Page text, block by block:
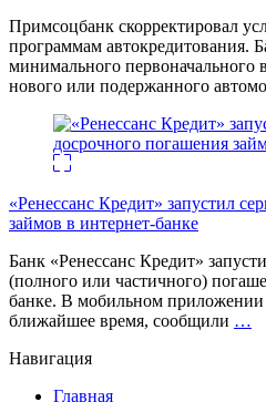
Примсоцбанк скорректировал
программам автокредитования.
минимального первоначального
нового или подержанного
«Ренессанс Кредит» запустил
займов в интернет-банке
Банк «Ренессанс Кредит»
(полного или частичного)
банке. В мобильном приложении
ближайшее время, сообщили …
Навигация
Главная